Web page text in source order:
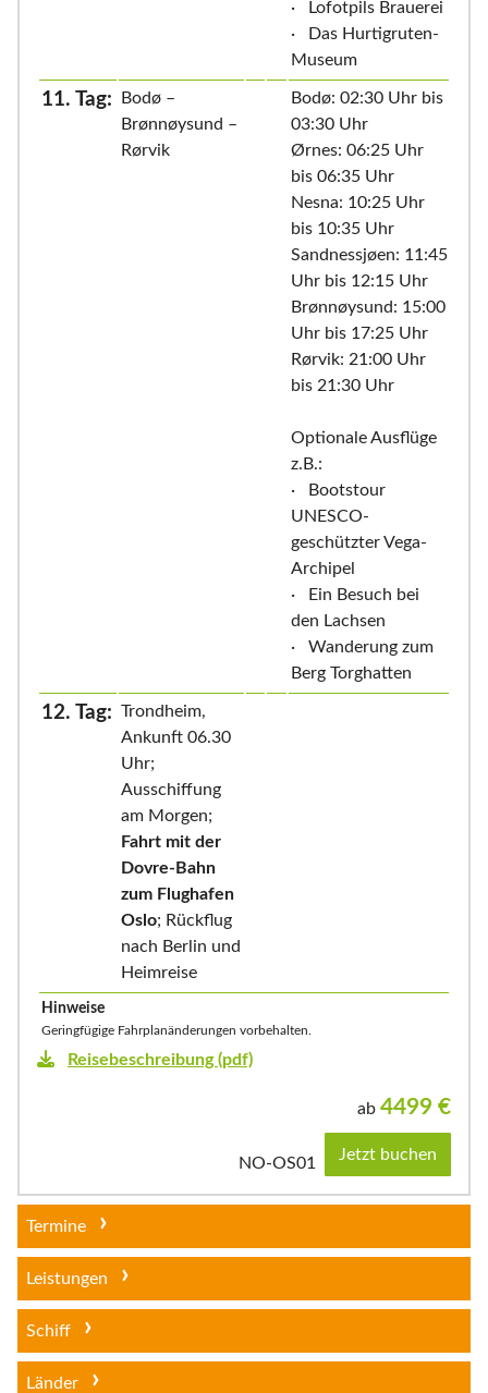
· Lofotpils Brauerei
· Das Hurtigruten-
Museum
11. Tag:
Bodø –
Brønnøysund –
Rørvik
Bodø: 02:30 Uhr bis
03:30 Uhr
Ørnes: 06:25 Uhr
bis 06:35 Uhr
Nesna: 10:25 Uhr
bis 10:35 Uhr
Sandnessjøen: 11:45
Uhr bis 12:15 Uhr
Brønnøysund: 15:00
Uhr bis 17:25 Uhr
Rørvik: 21:00 Uhr
bis 21:30 Uhr
Optionale Ausflüge
z.B.:
· Bootstour
UNESCO-
geschützter Vega-
Archipel
· Ein Besuch bei
den Lachsen
· Wanderung zum
Berg Torghatten
12. Tag: Trondheim,
Ankunft 06.30
Uhr;
Ausschiffung
am Morgen;
Fahrt mit der
Dovre-Bahn
zum Flughafen
Oslo; Rückflug
nach Berlin und
Heimreise
Hinweise
Geringfügige Fahrplanänderungen vorbehalten.
Reisebeschreibung (pdf)
ab 4499 €
NO-OS01 Jetzt buchen
Termine
Leistungen
Schiff
Länder